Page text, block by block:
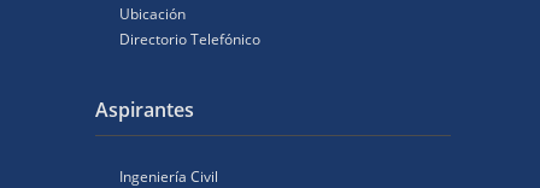
Ubicación
Directorio Telefónico
Aspirantes
Ingeniería Civil